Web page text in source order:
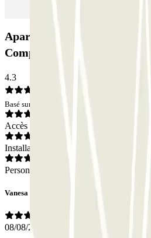
Aparking Fly - P&R -
Compostela: Avis
4.3
Basé sur 2 avis
Accès
Installations
Personnel
Vanesa
08/08/2021